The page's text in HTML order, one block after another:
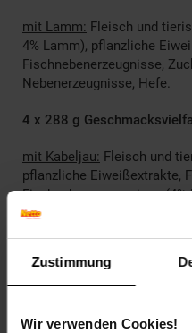
Zustimmung
Wir verwenden Cookies!
mit Lamm: Fleisch und
4% Lamm), pflanzliche
Fischnebenerzeugnisse,
Nebenerzeugnisse, Hefe.
4 x 288 g
mit Kabeljau: Fleisch und
pflanzliche Eiweißextrakte,
Fischnebenerzeugnisse
pflanzliche
pflanzliche Eiweißextrakte,
Fischnebenerzeugnisse